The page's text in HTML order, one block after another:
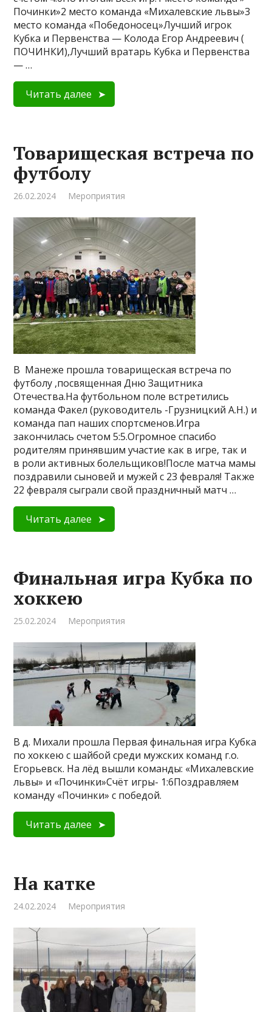
Починки»2 место команда «Михалевские львы»3
место команда «Победоносец»Лучший игрок
Кубка и Первенства — Колода Егор Андреевич (
ПОЧИНКИ),Лучший вратарь Кубка и Первенства
— …
Читать далее
Товарищеская встреча по
футболу
26.02.2024 Мероприятия
В Манеже прошла товарищеская встреча по
футболу ,посвященная Дню Защитника
Отечества.На футбольном поле встретились
команда Факел (руководитель -Грузницкий А.Н.) и
команда пап наших спортсменов.Игра
закончилась счетом 5:5.Огромное спасибо
родителям принявшим участие как в игре, так и
в роли активных болельщиков!После матча мамы
поздравили сыновей и мужей с 23 февраля! Также
22 февраля сыграли свой праздничный матч …
Читать далее
Финальная игра Кубка по
хоккею
25.02.2024 Мероприятия
В д. Михали прошла Первая финальная игра Кубка
по хоккею с шайбой среди мужских команд г.о.
Егорьевск. На лёд вышли команды: «Михалевские
львы» и «Починки»Счёт игры- 1:6Поздравляем
команду «Починки» с победой.
Читать далее
На катке
24.02.2024 Мероприятия